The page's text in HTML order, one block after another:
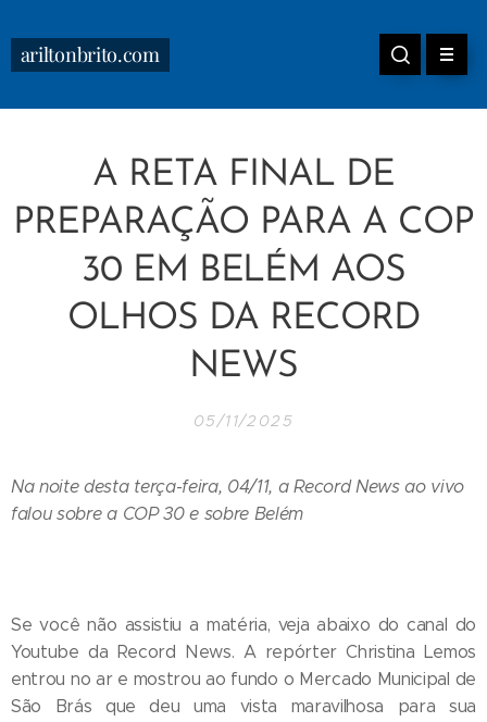
ariltonbrito.com
A RETA FINAL DE
PREPARAÇÃO PARA A COP
30 EM BELÉM AOS
OLHOS DA RECORD
NEWS
05/11/2025
Na noite desta terça-feira, 04/11, a Record News ao vivo
falou sobre a COP 30 e sobre Belém
Se você não assistiu a matéria, veja abaixo do canal do
Youtube da Record News. A repórter Christina Lemos
entrou no ar e mostrou ao fundo o Mercado Municipal de
São Brás que deu uma vista maravilhosa para sua